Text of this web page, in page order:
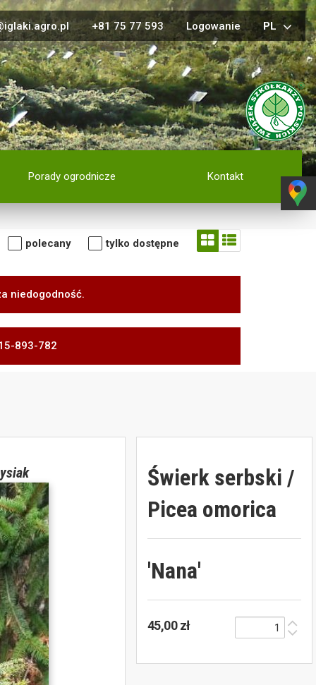
+81 75 77 593 Logowanie PL
Porady ogrodnicze Kontakt
polecany tylko dostępne
niedogodność.
893-782
Świerk serbski /
Picea omorica
'Nana'
45,00 zł